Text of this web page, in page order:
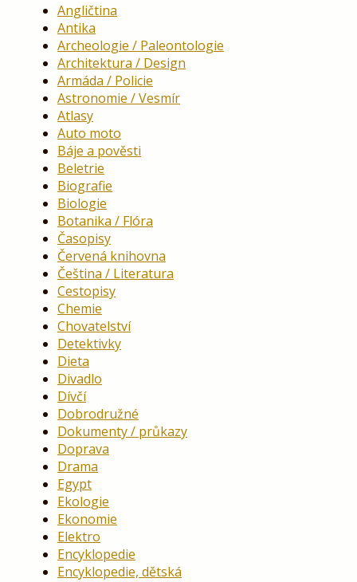
Angličtina
Antika
Archeologie / Paleontologie
Architektura / Design
Armáda / Policie
Astronomie / Vesmír
Atlasy
Auto moto
Báje a pověsti
Beletrie
Biografie
Biologie
Botanika / Flóra
Časopisy
Červená knihovna
Čeština / Literatura
Cestopisy
Chemie
Chovatelství
Detektivky
Dieta
Divadlo
Dívčí
Dobrodružné
Dokumenty / průkazy
Doprava
Drama
Egypt
Ekologie
Ekonomie
Elektro
Encyklopedie
Encyklopedie, dětská